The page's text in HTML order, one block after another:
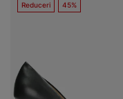
Reduceri 45%